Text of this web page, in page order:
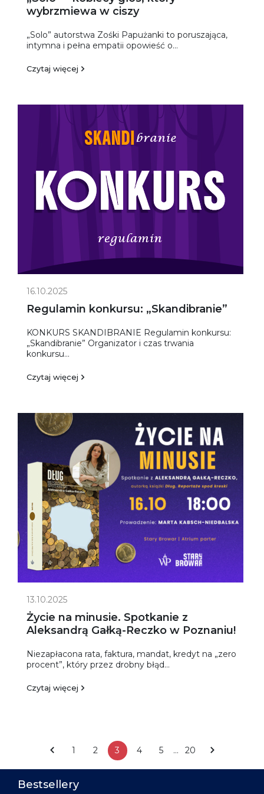
wybrzmiewa w ciszy
„Solo” autorstwa Zośki Papużanki to poruszająca,
intymna i pełna empatii opowieść o...
Czytaj więcej
16.10.2025
Regulamin konkursu: „Skandibranie”
KONKURS SKANDIBRANIE Regulamin konkursu:
„Skandibranie” Organizator i czas trwania
konkursu...
Czytaj więcej
13.10.2025
Życie na minusie. Spotkanie z
Aleksandrą Gałką-Reczko w Poznaniu!
Niezapłacona rata, faktura, mandat, kredyt na „zero
procent”, który przez drobny błąd...
Czytaj więcej
1 2 3 4 5 … 20
Bestsellery